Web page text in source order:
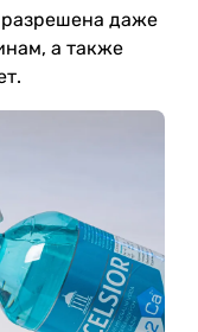
даже
а также